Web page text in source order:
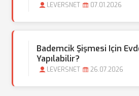
LEVERSNET 07.01.2026
Bademcik Şişmesi Için
Yapılabilir?
LEVERSNET 26.07.2026